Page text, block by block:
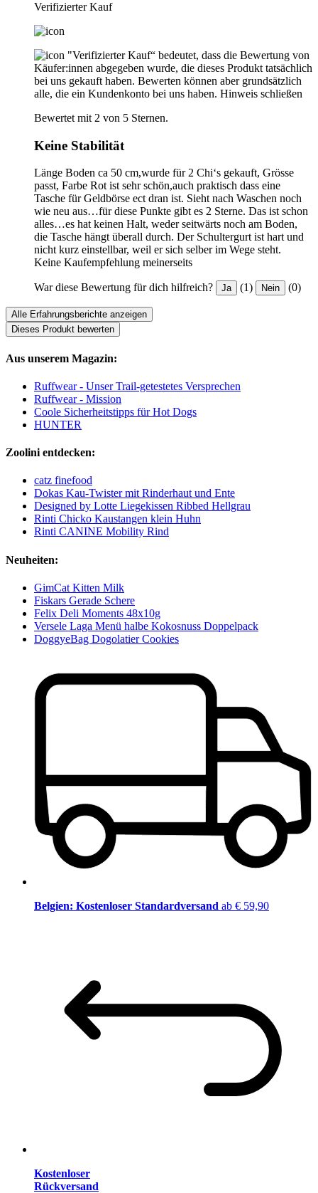
Verifizierter Kauf
"Verifizierter Kauf“ bedeutet, dass die Bewertung von
Käufer:innen abgegeben wurde, die dieses Produkt tatsächlich
bei uns gekauft haben. Bewerten können aber grundsätzlich
alle, die ein Kundenkonto bei uns haben. Hinweis schließen
Bewertet mit 2 von 5 Sternen.
Keine Stabilität
Länge Boden ca 50 cm,wurde für 2 Chi‘s gekauft, Grösse
passt, Farbe Rot ist sehr schön,auch praktisch dass eine
Tasche für Geldbörse ect dran ist. Sieht nach Waschen noch
wie neu aus…für diese Punkte gibt es 2 Sterne. Das ist schon
alles…es hat keinen Halt, weder seitwärts noch am Boden,
die Tasche hängt überall durch. Der Schultergurt ist hart und
nicht kurz einstellbar, weil er sich selber im Wege steht.
Keine Kaufempfehlung meinerseits
War diese Bewertung für dich hilfreich? Ja (1) Nein (0)
Alle Erfahrungsberichte anzeigen
Dieses Produkt bewerten
Aus unserem Magazin:
Ruffwear - Unser Trail-getestetes Versprechen
Ruffwear - Mission
Coole Sicherheitstipps für Hot Dogs
HUNTER
Zoolini entdecken:
catz finefood
Dokas Kau-Twister mit Rinderhaut und Ente
Designed by Lotte Liegekissen Ribbed Hellgrau
Rinti Chicko Kaustangen klein Huhn
Rinti CANINE Mobility Rind
Neuheiten:
GimCat Kitten Milk
Fiskars Gerade Schere
Felix Deli Moments 48x10g
Versele Laga Menü halbe Kokosnuss Doppelpack
DoggyeBag Dogolatier Cookies
Belgien: Kostenloser Standardversand ab € 59,90
Kostenloser
Rückversand